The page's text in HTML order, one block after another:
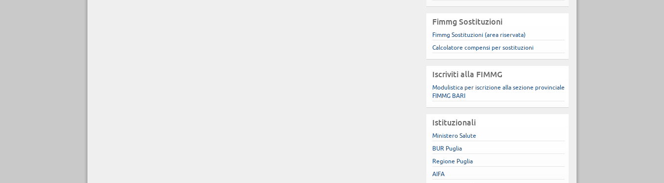
Fimmg Sostituzioni
Fimmg Sostituzioni (area riservata)
Calcolatore compensi per sostituzioni
Iscriviti alla FIMMG
Modulistica per iscrizione alla sezione provinciale
FIMMG BARI
Istituzionali
Ministero Salute
BUR Puglia
Regione Puglia
AIFA